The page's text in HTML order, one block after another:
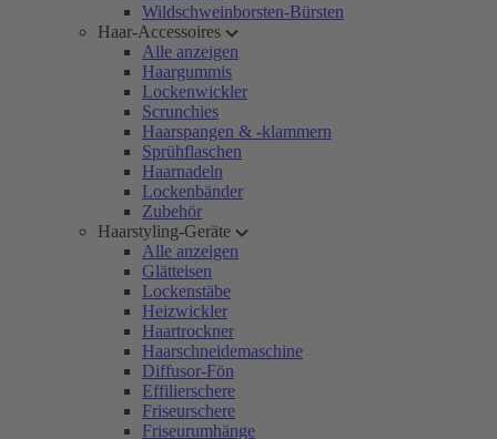
Wildschweinborsten-Bürsten
Haar-Accessoires
Alle anzeigen
Haargummis
Lockenwickler
Scrunchies
Haarspangen & -klammern
Sprühflaschen
Haarnadeln
Lockenbänder
Zubehör
Haarstyling-Geräte
Alle anzeigen
Glätteisen
Lockenstäbe
Heizwickler
Haartrockner
Haarschneidemaschine
Diffusor-Fön
Effilierschere
Friseurschere
Friseurumhänge